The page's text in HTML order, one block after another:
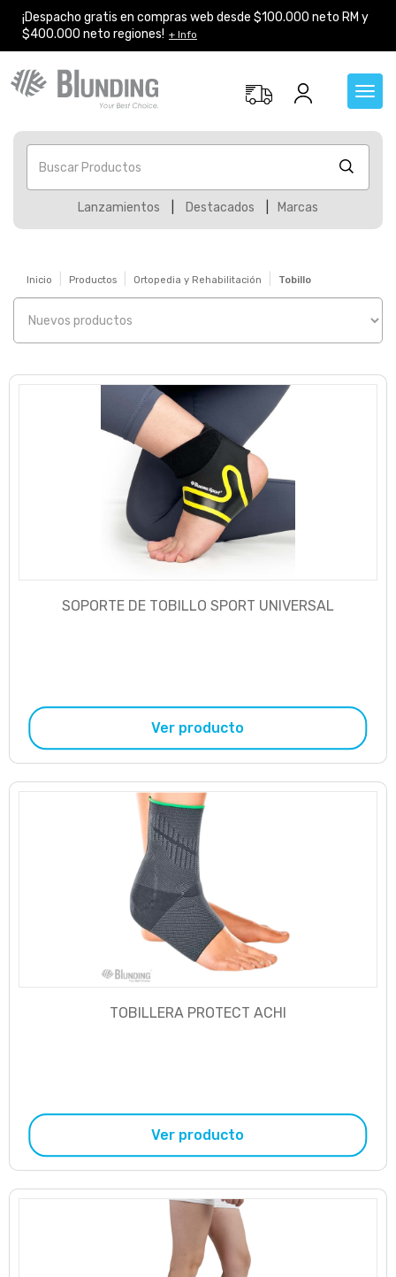
¡Despacho gratis en compras web desde $100.000 neto RM y
$400.000 neto regiones! + Info
Buscar Productos
Lanzamientos Destacados Marcas
Inicio Productos Ortopedia y Rehabilitación Tobillo
SOPORTE DE TOBILLO SPORT UNIVERSAL
Ver producto
TOBILLERA PROTECT ACHI
Ver producto